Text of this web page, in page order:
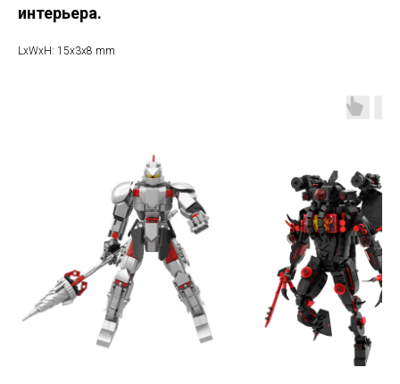
интерьера.
LxWxH: 15x3x8 mm